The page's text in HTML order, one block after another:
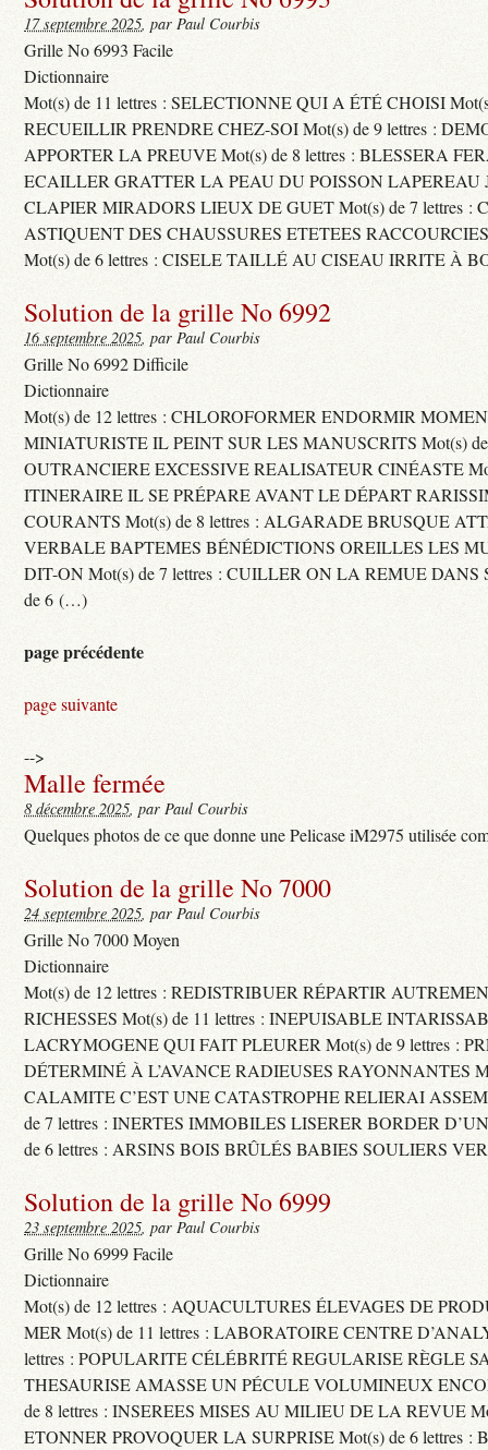
17 septembre 2025, par Paul Courbis
Grille No 6993 Facile
Dictionnaire
Mot(s) de 11 lettres : SELECTIONNE QUI A ÉTÉ CHOISI
RECUEILLIR PRENDRE CHEZ-SOI Mot(s) de 9 lettres :
APPORTER LA PREUVE Mot(s) de 8 lettres : BLESSERA
ECAILLER GRATTER LA PEAU DU POISSON LAPEREAU
CLAPIER MIRADORS LIEUX DE GUET Mot(s) de 7 lettres :
ASTIQUENT DES CHAUSSURES ETETEES
Mot(s) de 6 lettres : CISELE TAILLÉ AU CISEAU IRRITE À
Solution de la grille No 6992
16 septembre 2025, par Paul Courbis
Grille No 6992 Difficile
Dictionnaire
Mot(s) de 12 lettres : CHLOROFORMER ENDORMIR
MINIATURISTE IL PEINT SUR LES MANUSCRITS Mot(s) de
OUTRANCIERE EXCESSIVE REALISATEUR CINÉASTE
ITINERAIRE IL SE PRÉPARE AVANT LE DÉPART
COURANTS Mot(s) de 8 lettres : ALGARADE BRUSQUE
VERBALE BAPTEMES BÉNÉDICTIONS OREILLES LES
DIT-ON Mot(s) de 7 lettres : CUILLER ON LA REMUE DANS
de 6 (…)
page précédente
page suivante
-->
Malle fermée
8 décembre 2025, par Paul Courbis
Quelques photos de ce que donne une Pelicase iM2975 utilisée
Solution de la grille No 7000
24 septembre 2025, par Paul Courbis
Grille No 7000 Moyen
Dictionnaire
Mot(s) de 12 lettres : REDISTRIBUER RÉPARTIR
RICHESSES Mot(s) de 11 lettres : INEPUISABLE
LACRYMOGENE QUI FAIT PLEURER Mot(s) de 9 lettres :
DÉTERMINÉ À L’AVANCE RADIEUSES RAYONNANTES
CALAMITE C’EST UNE CATASTROPHE RELIERAI
de 7 lettres : INERTES IMMOBILES LISERER BORDER
de 6 lettres : ARSINS BOIS BRÛLÉS BABIES SOULIERS
Solution de la grille No 6999
23 septembre 2025, par Paul Courbis
Grille No 6999 Facile
Dictionnaire
Mot(s) de 12 lettres : AQUACULTURES ÉLEVAGES DE
MER Mot(s) de 11 lettres : LABORATOIRE CENTRE
lettres : POPULARITE CÉLÉBRITÉ REGULARISE RÈGLE
THESAURISE AMASSE UN PÉCULE VOLUMINEUX
de 8 lettres : INSEREES MISES AU MILIEU DE LA REVUE
ETONNER PROVOQUER LA SURPRISE Mot(s) de 6 lettres :